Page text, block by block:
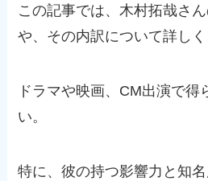
この記事では、木村拓哉さ
や、その内訳について詳しく
ドラマや映画、CM出演で得
い。
特に、彼の持つ影響力と知